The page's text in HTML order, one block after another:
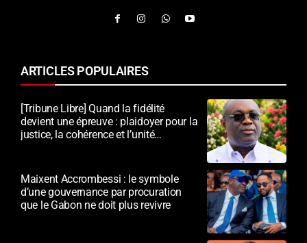
ARTICLES POPULAIRES
[Tribune Libre] Quand la fidélité
devient une épreuve : plaidoyer pour la
justice, la cohérence et l’unité
Maixent Accrombessi : le symbole
d’une gouvernance par procuration
que le Gabon ne doit plus revivre